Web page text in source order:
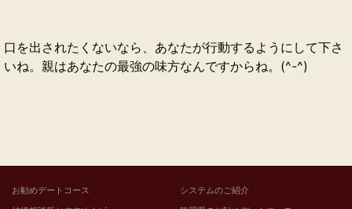
口を出されたくないなら、あなたが行動するようにして下さ
いね。親はあなたの最強の味方なんですからね。(^-^)
お勧めデートコース
システムのご紹介